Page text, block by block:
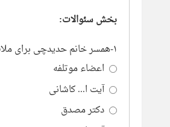
بخش سئوالات:
۱-همسر خانم حدیدچی برای ملاقات چه کسانی به زندان می رفت؟
اعضاء موتلفه
آیت ا... کاشانی
دکتر مصدق